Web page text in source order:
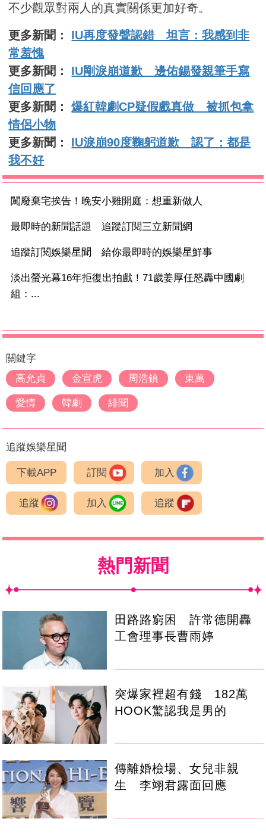
不少觀眾對兩人的真實關係更加好奇。
更多新聞： IU再度發聲認錯 坦言：我感到非
常羞愧
更多新聞： IU剛淚崩道歉 邊佑錫發親筆手寫
信回應了
更多新聞：爆紅韓劇CP疑假戲真做 被抓包拿
情侶小物
更多新聞： IU淚崩90度鞠躬道歉 認了：都是
我不好
闖廢棄宅挨告！晚安小雞開庭：想重新做人
最即時的新聞話題 追蹤訂閱三立新聞網
追蹤訂閱娛樂星聞 給你最即時的娛樂星鮮事
淡出螢光幕16年拒復出拍戲！71歲姜厚任怒轟中國劇
組：...
關鍵字
高允貞
金宣虎 周浩鎮 東萬
愛情 韓劇 緋聞
追蹤娛樂星聞
下載APP 訂閱 加入
追蹤 加入 追蹤
熱門新聞
田路路窮困 許常德開轟
工會理事長曹雨婷
突爆家裡超有錢 182萬
HOOK驚認我是男的
傳離婚檢場、女兒非親
生 李翊君露面回應